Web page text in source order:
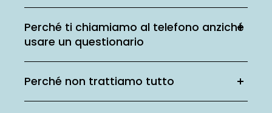
Perché ti chiamiamo al telefono anziché
usare un questionario
Perché non trattiamo tutto